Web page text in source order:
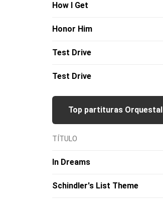
How I Get
Honor Him
Test Drive
Test Drive
Top partituras Orquestal
TÍTULO
In Dreams
Schindler's List Theme